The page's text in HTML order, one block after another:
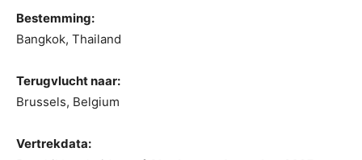
Bestemming:
Bangkok, Thailand
Terugvlucht naar:
Brussels, Belgium
Vertrekdata: